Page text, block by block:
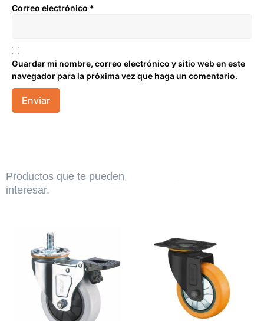
Correo electrónico *
Guardar mi nombre, correo electrónico y sitio web en este
navegador para la próxima vez que haga un comentario.
Productos que te pueden
interesar.